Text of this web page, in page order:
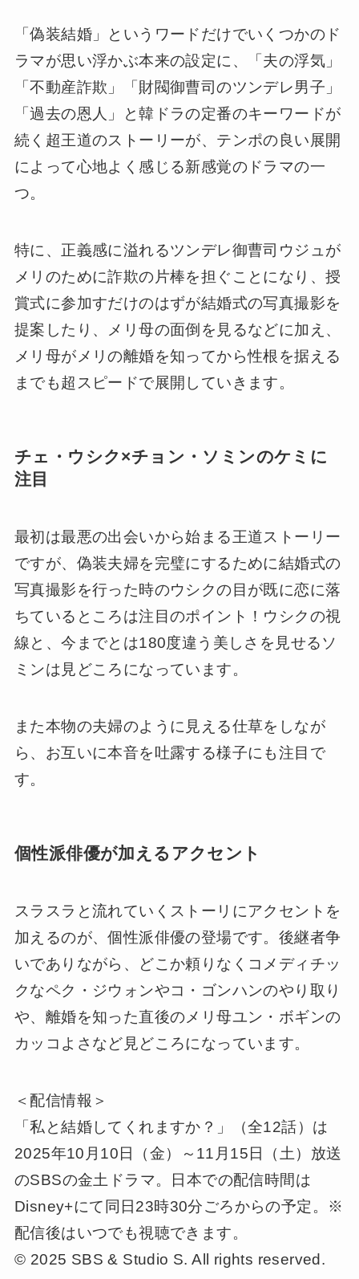
「偽装結婚」というワードだけでいくつかのド
ラマが思い浮かぶ本来の設定に、「夫の浮気」
「不動産詐欺」「財閥御曹司のツンデレ男子」
「過去の恩人」と韓ドラの定番のキーワードが
続く超王道のストーリーが、テンポの良い展開
によって心地よく感じる新感覚のドラマの一
つ。
特に、正義感に溢れるツンデレ御曹司ウジュが
メリのために詐欺の片棒を担ぐことになり、授
賞式に参加すだけのはずが結婚式の写真撮影を
提案したり、メリ母の面倒を見るなどに加え、
メリ母がメリの離婚を知ってから性根を据える
までも超スピードで展開していきます。
チェ・ウシク×チョン・ソミンのケミに
注目
最初は最悪の出会いから始まる王道ストーリー
ですが、偽装夫婦を完璧にするために結婚式の
写真撮影を行った時のウシクの目が既に恋に落
ちているところは注目のポイント！ウシクの視
線と、今までとは180度違う美しさを見せるソ
ミンは見どころになっています。
また本物の夫婦のように見える仕草をしなが
ら、お互いに本音を吐露する様子にも注目で
す。
個性派俳優が加えるアクセント
スラスラと流れていくストーリにアクセントを
加えるのが、個性派俳優の登場です。後継者争
いでありながら、どこか頼りなくコメディチッ
クなペク・ジウォンやコ・ゴンハンのやり取り
や、離婚を知った直後のメリ母ユン・ボギンの
カッコよさなど見どころになっています。
＜配信情報＞
「私と結婚してくれますか？」（全12話）は
2025年10月10日（金）～11月15日（土）放送
のSBSの金土ドラマ。日本での配信時間は
Disney+にて同日23時30分ごろからの予定。※
配信後はいつでも視聴できます。
© 2025 SBS & Studio S. All rights reserved.